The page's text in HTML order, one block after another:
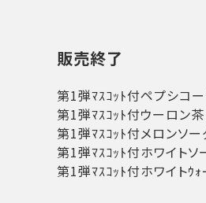
販売終了
第1弾ﾏｽｺｯﾄ付ペプシコー
第1弾ﾏｽｺｯﾄ付ウーロン茶
第1弾ﾏｽｺｯﾄ付メロンソー
第1弾ﾏｽｺｯﾄ付ホワイトソ
第1弾ﾏｽｺｯﾄ付ホワイトｳｫ